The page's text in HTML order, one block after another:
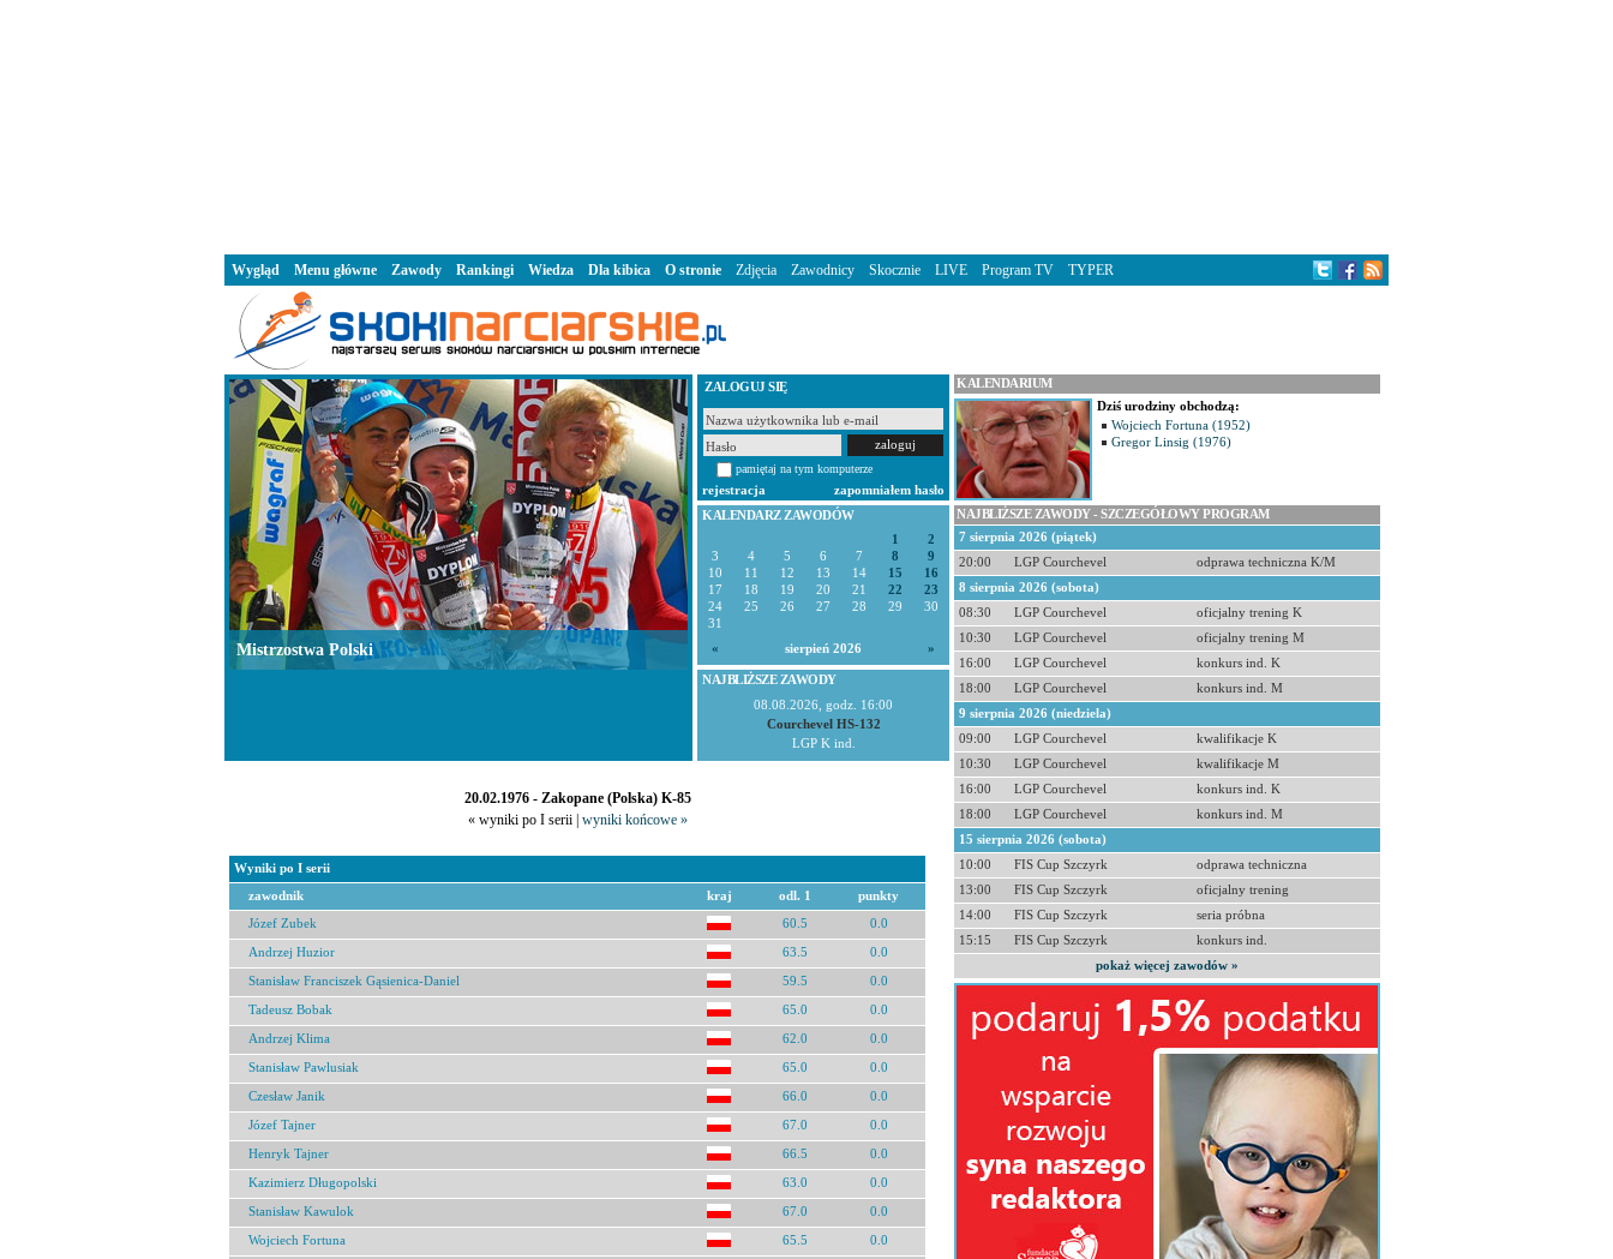
ZALOGUJ SIĘ
pamiętaj na tym komputerze
rejestracja
zapomniałem hasło
KALENDARZ ZAWODÓW
1
2
3
4 5 6 7 8
9
10
11 12 13 14 15
16
17
18 19 20 21 22
23
24
25 26 27 28 29
30
31
«
sierpień 2026 »
NAJBLIŻSZE ZAWODY
08.08.2026, godz. 16:00
Courchevel HS-132
LGP K ind.
20.02.1976 - Zakopane (Polska) K-85
« wyniki po I serii | wyniki końcowe »
Wyniki po I serii
zawodnik kraj odl. 1 punkty
Józef Zubek 60.5 0.0
Andrzej Huzior 63.5 0.0
Stanisław Franciszek Gąsienica-Daniel 59.5 0.0
Tadeusz Bobak 65.0 0.0
Andrzej Klima 62.0 0.0
Stanisław Pawlusiak 65.0 0.0
Czesław Janik 66.0 0.0
Józef Tajner 67.0 0.0
Henryk Tajner 66.5 0.0
Kazimierz Długopolski 63.0 0.0
Stanisław Kawulok 67.0 0.0
Wojciech Fortuna 65.5 0.0
Mistrzostwa Polski
KALENDARIUM
Dziś urodziny obchodzą:
Wojciech Fortuna (1952)
Gregor Linsig (1976)
NAJBLIŻSZE ZAWODY - SZCZEGÓŁOWY PROGRAM
7 sierpnia 2026 (piątek)
20:00
LGP Courchevel
odprawa techniczna K/M
8 sierpnia 2026 (sobota)
08:30
LGP Courchevel
oficjalny trening K
10:30
LGP Courchevel
oficjalny trening M
16:00
LGP Courchevel
konkurs ind. K
18:00
LGP Courchevel
konkurs ind. M
9 sierpnia 2026 (niedziela)
09:00
LGP Courchevel
kwalifikacje K
10:30
LGP Courchevel
kwalifikacje M
16:00
LGP Courchevel
konkurs ind. K
18:00
LGP Courchevel
konkurs ind. M
15 sierpnia 2026 (sobota)
10:00
FIS Cup Szczyrk
odprawa techniczna
13:00
FIS Cup Szczyrk
oficjalny trening
14:00
FIS Cup Szczyrk
seria próbna
15:15
FIS Cup Szczyrk
konkurs ind.
pokaż więcej zawodów »
Wygląd Menu główne Zawody Rankingi Wiedza Dla kibica O stronie Zdjęcia Zawodnicy Skocznie LIVE Program TV TYPER